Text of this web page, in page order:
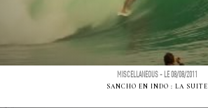
MISCELLANEOUS - LE 08/08/2011
SANCHO EN INDO : LA SUITE